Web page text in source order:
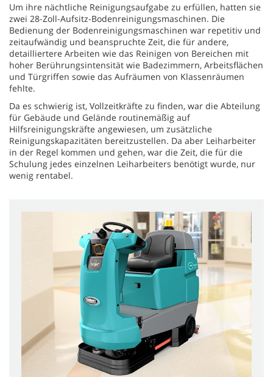
Um ihre nächtliche Reinigungsaufgabe zu erfüllen, hatten sie
zwei 28-Zoll-Aufsitz-Bodenreinigungsmaschinen. Die
Bedienung der Bodenreinigungsmaschinen war repetitiv und
zeitaufwändig und beanspruchte Zeit, die für andere,
detailliertere Arbeiten wie das Reinigen von Bereichen mit
hoher Berührungsintensität wie Badezimmern, Arbeitsflächen
und Türgriffen sowie das Aufräumen von Klassenräumen
fehlte.
Da es schwierig ist, Vollzeitkräfte zu finden, war die Abteilung
für Gebäude und Gelände routinemäßig auf
Hilfsreinigungskräfte angewiesen, um zusätzliche
Reinigungskapazitäten bereitzustellen. Da aber Leiharbeiter
in der Regel kommen und gehen, war die Zeit, die für die
Schulung jedes einzelnen Leiharbeiters benötigt wurde, nur
wenig rentabel.